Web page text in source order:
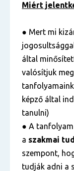
Miért
● Mert mi
által
valósítjuk
képző által
tanulni)
● A
a szakmai
szempont,
tudják adni a